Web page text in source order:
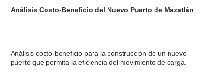
Análisis Costo-Beneficio del Nuevo Puerto de Mazatlán
Análisis costo-beneficio para la construcción de un nuevo
puerto que permita la eficiencia del movimiento de carga.